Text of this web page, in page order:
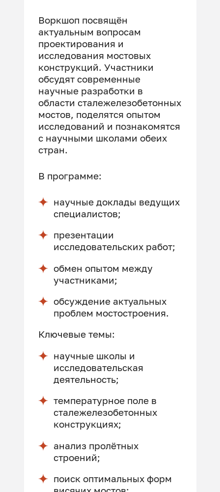
Воркшоп посвящён
актуальным вопросам
проектирования и
исследования мостовых
конструкций. Участники
обсудят современные
научные разработки в
области сталежелезобетонных
мостов, поделятся опытом
исследований и познакомятся
с научными школами обеих
стран.
В программе:
научные доклады ведущих
специалистов;
презентации
исследовательских работ;
обмен опытом между
участниками;
обсуждение актуальных
проблем мостостроения.
Ключевые темы:
научные школы и
исследовательская
деятельность;
температурное поле в
сталежелезобетонных
конструкциях;
анализ пролётных
строений;
поиск оптимальных форм